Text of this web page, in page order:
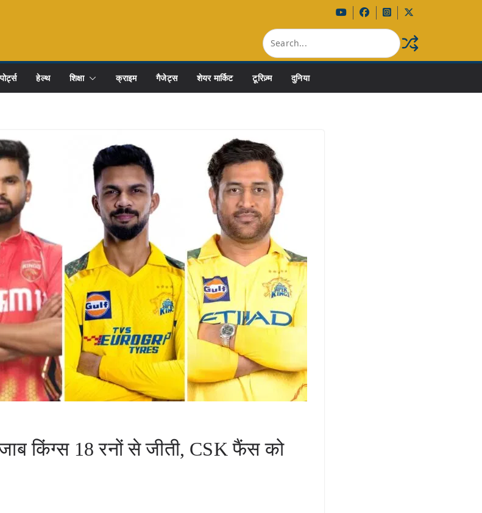
हेल्थ शिक्षा क्राइम गैजेट्स शेयर मार्किट टूरिज़्म दुनिया
किंग्स 18 रनों से जीती, CSK फैंस को